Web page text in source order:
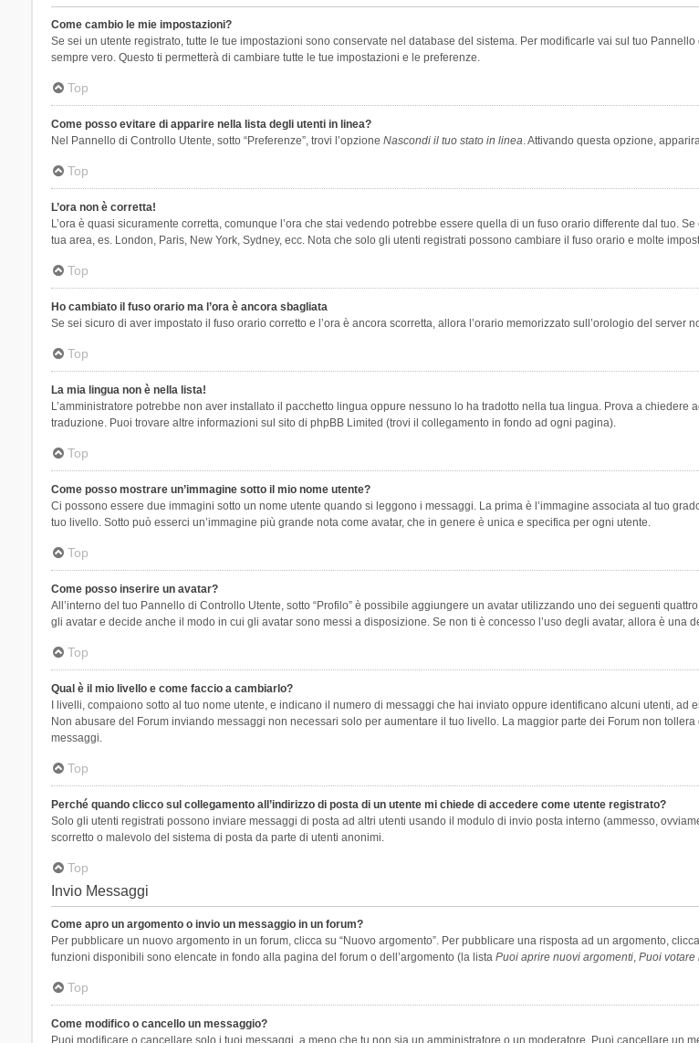
Come cambio le mie impostazioni?
Se sei un utente registrato, tutte le tue impostazioni sono conservate nel database del sistema. Per modificarle vai sul tuo
sempre vero. Questo ti permetterà di cambiare tutte le tue impostazioni e le preferenze.
Top
Come posso evitare di apparire nella lista degli utenti in linea?
Nel Pannello di Controllo Utente, sotto “Preferenze”, trovi l’opzione Nascondi il tuo stato in linea. Attivando questa opzione,
Top
L’ora non è corretta!
L’ora è quasi sicuramente corretta, comunque l’ora che stai vedendo potrebbe essere quella di un fuso orario differente dal tuo.
tua area, es. London, Paris, New York, Sydney, ecc. Nota che solo gli utenti registrati possono cambiare il fuso orario e molte
Top
Ho cambiato il fuso orario ma l’ora è ancora sbagliata
Se sei sicuro di aver impostato il fuso orario corretto e l’ora è ancora scorretta, allora l’orario memorizzato sull’orologio del server
Top
La mia lingua non è nella lista!
L’amministratore potrebbe non aver installato il pacchetto lingua oppure nessuno lo ha tradotto nella tua lingua. Prova a
traduzione. Puoi trovare altre informazioni sul sito di phpBB Limited (trovi il collegamento in fondo ad ogni pagina).
Top
Come posso mostrare un’immagine sotto il mio nome utente?
Ci possono essere due immagini sotto un nome utente quando si leggono i messaggi. La prima è l’immagine associata al tuo
tuo livello. Sotto può esserci un’immagine più grande nota come avatar, che in genere è unica e specifica per ogni utente.
Top
Come posso inserire un avatar?
All’interno del tuo Pannello di Controllo Utente, sotto “Profilo” è possibile aggiungere un avatar utilizzando uno dei seguenti
gli avatar e decide anche il modo in cui gli avatar sono messi a disposizione. Se non ti è concesso l’uso degli avatar, allora è una
Top
Qual è il mio livello e come faccio a cambiarlo?
I livelli, compaiono sotto al tuo nome utente, e indicano il numero di messaggi che hai inviato oppure identificano alcuni utenti,
Non abusare del Forum inviando messaggi non necessari solo per aumentare il tuo livello. La maggior parte dei Forum non
messaggi.
Top
Perché quando clicco sul collegamento all’indirizzo di posta di un utente mi chiede di accedere come utente registrato?
Solo gli utenti registrati possono inviare messaggi di posta ad altri utenti usando il modulo di invio posta interno (ammesso,
scorretto o malevolo del sistema di posta da parte di utenti anonimi.
Top
Invio Messaggi
Come apro un argomento o invio un messaggio in un forum?
Per pubblicare un nuovo argomento in un forum, clicca su “Nuovo argomento”. Per pubblicare una risposta ad un argomento,
funzioni disponibili sono elencate in fondo alla pagina del forum o dell’argomento (la lista Puoi aprire nuovi argomenti, Puoi votare
Top
Come modifico o cancello un messaggio?
Puoi modificare o cancellare solo i tuoi messaggi, a meno che tu non sia un amministratore o un moderatore. Puoi cancellare